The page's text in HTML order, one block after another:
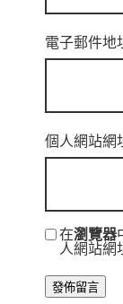
電子郵件地
個人網站網
在瀏覽器
人網站網